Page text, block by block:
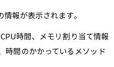
報が表示されます。
時間、メモリ割り当て情報
時間のかかっているメソッド